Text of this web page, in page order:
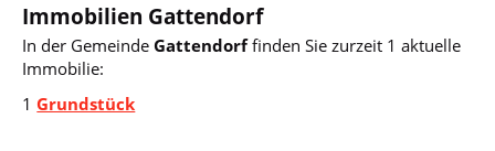
Immobilien Gattendorf
In der GemeindeGattendorffinden Sie zurzeit 1 aktuelle
Immobilie:
1Grundstück